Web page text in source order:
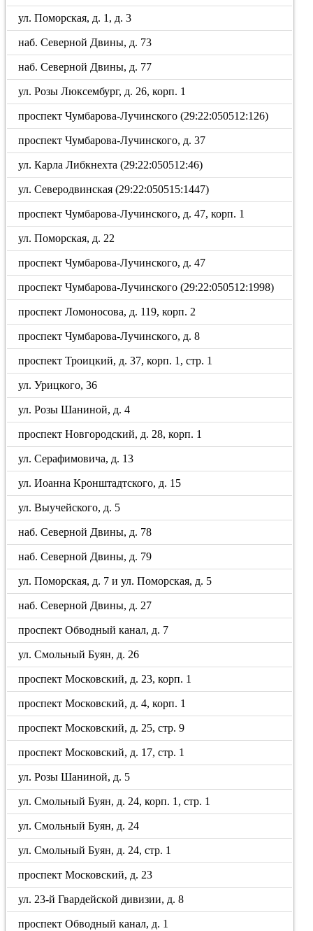
ул. Поморская, д. 1, д. 3
наб. Северной Двины, д. 73
наб. Северной Двины, д. 77
ул. Розы Люксембург, д. 26, корп. 1
проспект Чумбарова-Лучинского (29:22:050512:126)
проспект Чумбарова-Лучинского, д. 37
ул. Карла Либкнехта (29:22:050512:46)
ул. Северодвинская (29:22:050515:1447)
проспект Чумбарова-Лучинского, д. 47, корп. 1
ул. Поморская, д. 22
проспект Чумбарова-Лучинского, д. 47
проспект Чумбарова-Лучинского (29:22:050512:1998)
проспект Ломоносова, д. 119, корп. 2
проспект Чумбарова-Лучинского, д. 8
проспект Троицкий, д. 37, корп. 1, стр. 1
ул. Урицкого, 36
ул. Розы Шаниной, д. 4
проспект Новгородский, д. 28, корп. 1
ул. Серафимовича, д. 13
ул. Иоанна Кронштадтского, д. 15
ул. Выучейского, д. 5
наб. Северной Двины, д. 78
наб. Северной Двины, д. 79
ул. Поморская, д. 7 и ул. Поморская, д. 5
наб. Северной Двины, д. 27
проспект Обводный канал, д. 7
ул. Смольный Буян, д. 26
проспект Московский, д. 23, корп. 1
проспект Московский, д. 4, корп. 1
проспект Московский, д. 25, стр. 9
проспект Московский, д. 17, стр. 1
ул. Розы Шаниной, д. 5
ул. Смольный Буян, д. 24, корп. 1, стр. 1
ул. Смольный Буян, д. 24
ул. Смольный Буян, д. 24, стр. 1
проспект Московский, д. 23
ул. 23-й Гвардейской дивизии, д. 8
проспект Обводный канал, д. 1